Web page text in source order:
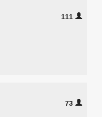
111
73